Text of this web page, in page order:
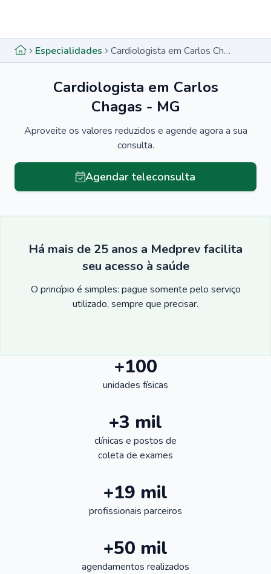
Especialidades Cardiologista em Carlos Chagas - MG
Cardiologista em Carlos
Chagas - MG
Aproveite os valores reduzidos e agende agora a sua
consulta.
Agendar teleconsulta
Há mais de 25 anos a Medprev facilita
seu acesso à saúde
O princípio é simples: pague somente pelo serviço
utilizado, sempre que precisar.
+100
unidades físicas
+3 mil
clínicas e postos de
coleta de exames
+19 mil
profissionais parceiros
+50 mil
agendamentos realizados